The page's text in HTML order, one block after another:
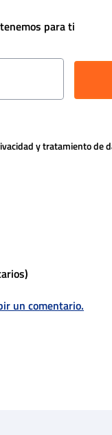
para ti
y tratamiento de
un comentario.